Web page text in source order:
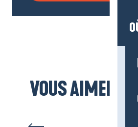
VOUS AIMEREZ
Top 3 des lieux